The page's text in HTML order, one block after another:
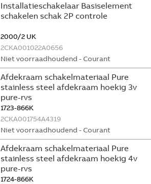
Installatieschakelaar Basiselement
schakelen schak 2P controle
2000/2 UK
2CKA001022A0656
Niet voorraadhoudend - Courant
Afdekraam schakelmateriaal Pure
stainless steel afdekraam hoekig 3v
pure-rvs
1723-866K
2CKA001754A4319
Niet voorraadhoudend - Courant
Afdekraam schakelmateriaal Pure
stainless steel afdekraam hoekig 4v
pure-rvs
1724-866K